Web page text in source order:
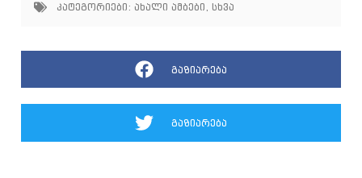
კატეგორიები: ახალი ამბები , სხვა
გაზიარება
გაზიარება